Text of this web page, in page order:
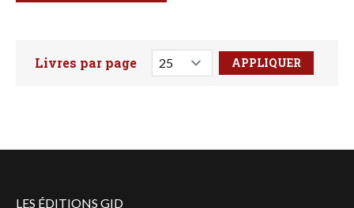
Faites votre recherche ici
Livres par page
LES ÉDITIONS GID